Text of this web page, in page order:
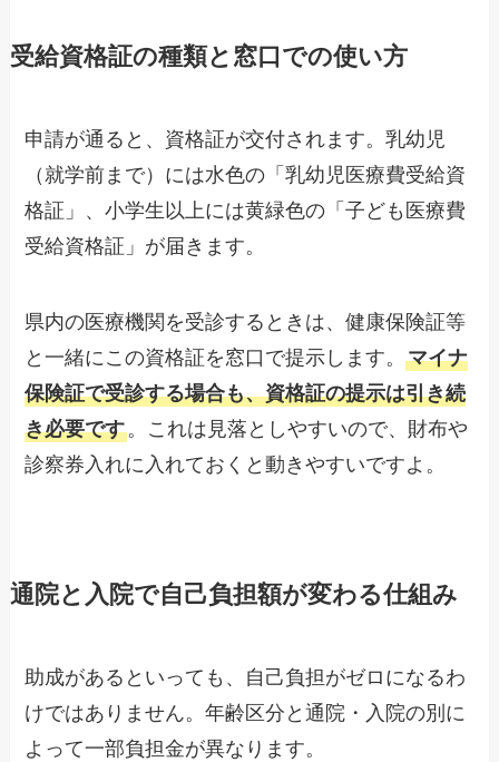
受給資格証の種類と窓口での使い方
申請が通ると、資格証が交付されます。乳幼児
（就学前まで）には水色の「乳幼児医療費受給資
格証」、小学生以上には黄緑色の「子ども医療費
受給資格証」が届きます。
県内の医療機関を受診するときは、健康保険証等
と一緒にこの資格証を窓口で提示します。マイナ
保険証で受診する場合も、資格証の提示は引き続
き必要です。これは見落としやすいので、財布や
診察券入れに入れておくと動きやすいですよ。
通院と入院で自己負担額が変わる仕組み
助成があるといっても、自己負担がゼロになるわ
けではありません。年齢区分と通院・入院の別に
よって一部負担金が異なります。